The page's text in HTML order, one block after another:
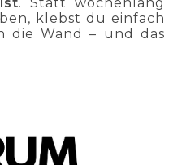
klebst du einfach
die Wand – und das